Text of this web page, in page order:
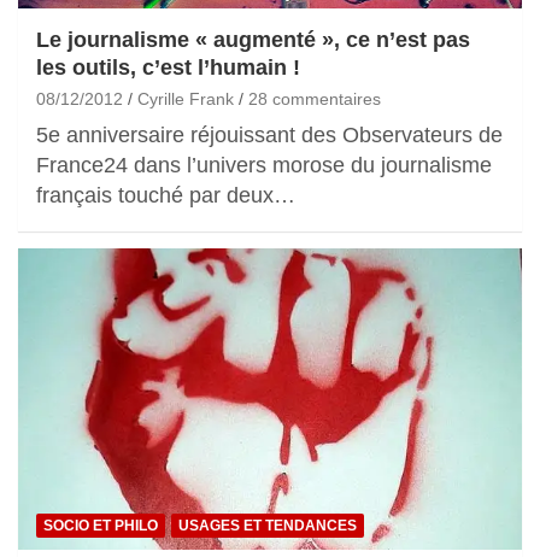
Le journalisme « augmenté », ce n’est pas
les outils, c’est l’humain !
08/12/2012 Cyrille Frank 28 commentaires
5e anniversaire réjouissant des Observateurs de
France24 dans l’univers morose du journalisme
français touché par deux…
SOCIO ET PHILO USAGES ET TENDANCES